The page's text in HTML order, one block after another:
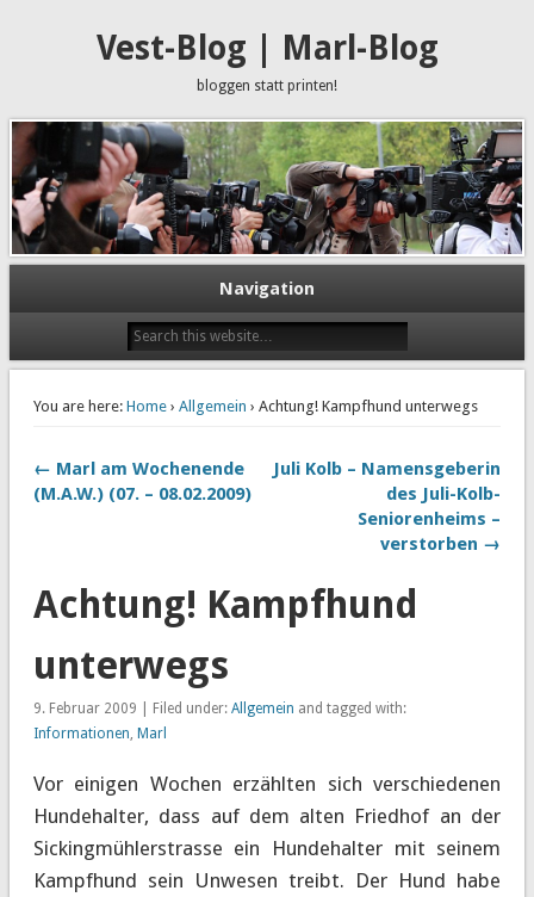
Vest-Blog | Marl-Blog
bloggen statt printen!
Navigation
You are here: Home› Allgemein › Achtung! Kampfhund unterwegs
← Marl am Wochenende
(M.A.W.) (07. – 08.02.2009)
Juli Kolb – Namensgeberin
des Juli-Kolb-
Seniorenheims –
verstorben →
Achtung! Kampfhund
unterwegs
9. Februar 2009 | Filed under: Allgemein and tagged with:
Informationen, Marl
Vor einigen Wochen erzählten sich verschiedenen
Hundehalter, dass auf dem alten Friedhof an der
Sickingmühlerstrasse ein Hundehalter mit seinem
Kampfhund sein Unwesen treibt. Der Hund habe